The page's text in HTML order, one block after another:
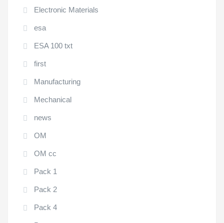
Electronic Materials
esa
ESA 100 txt
first
Manufacturing
Mechanical
news
OM
OM cc
Pack 1
Pack 2
Pack 4